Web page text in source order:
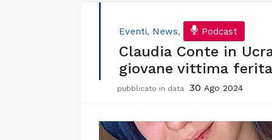
Eventi, News, Podcast
Claudia Conte in
giovane vittima
pubblicato in data 30 Ago 2024